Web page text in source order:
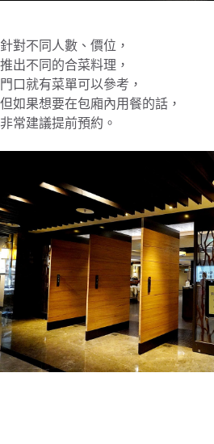
針對不同人數、價位，
推出不同的合菜料理，
門口就有菜單可以參考，
但如果想要在包廂內用餐的話，
非常建議提前預約。